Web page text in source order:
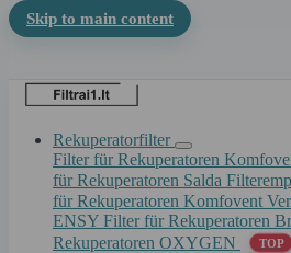
Skip to main content
Rekuperatorfilter
Filter für Rekuperatoren
für Rekuperatoren Salda
für Rekuperatoren Komfovent
ENSY Filter für Rekuperatoren
Rekuperatoren OXYGEN
TOP